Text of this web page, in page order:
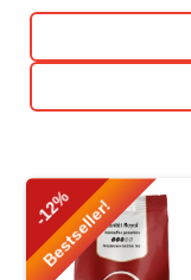
-12%
Bestseller!